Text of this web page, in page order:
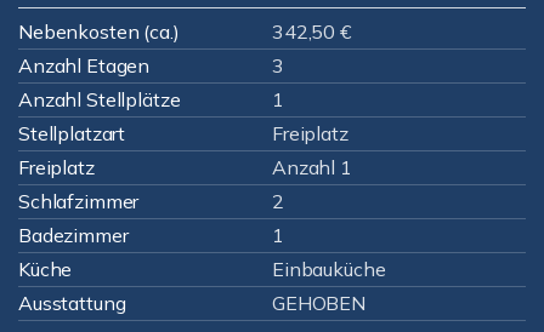
Nebenkosten (ca.)
342,50 €
Anzahl Etagen
3
Anzahl Stellplätze
1
Stellplatzart
Freiplatz
Freiplatz
Anzahl 1
Schlafzimmer
2
Badezimmer
1
Küche
Einbauküche
Ausstattung
GEHOBEN